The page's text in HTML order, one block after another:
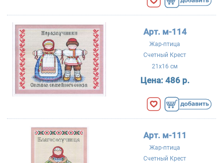
Арт. м-114
Жар-птица
Счетный Крест
21x16 см
Цена: 486 р.
Арт. м-111
Жар-птица
Счетный Крест